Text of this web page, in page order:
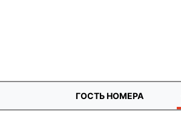
ГОСТЬ НОМЕРА